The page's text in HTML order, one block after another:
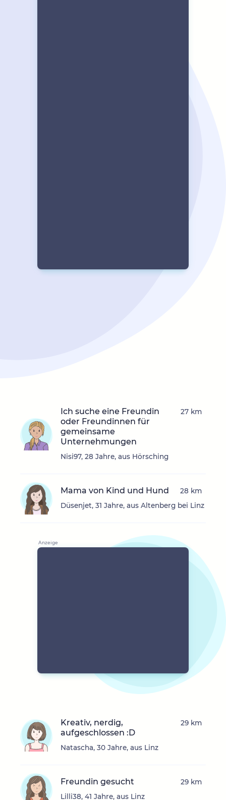
Ich suche eine Freundin
oder Freundinnen für
gemeinsame
Unternehmungen
Nisi97, 28 Jahre, aus Hörsching
27 km
Mama von Kind und Hund
Düsenjet, 31 Jahre, aus Altenberg bei Linz
28 km
Kreativ, nerdig,
aufgeschlossen :D
Natascha, 30 Jahre, aus Linz
29 km
Freundin gesucht
Lilli38, 41 Jahre, aus Linz
29 km